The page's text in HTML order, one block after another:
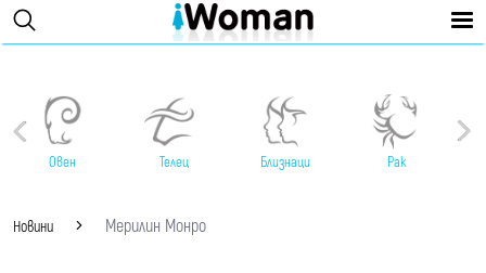
Овен Телец Близнаци Рак
Новини Мерилин Монро